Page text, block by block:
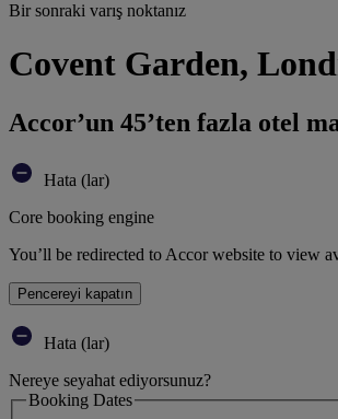
Bir sonraki varış noktanız
Covent Garden,
Accor’un 45’ten fazla otel
Hata (lar)
Core booking engine
You’ll be redirected to Accor website to view
Pencereyi kapatın
Hata (lar)
Nereye seyahat ediyorsunuz?
Booking Dates